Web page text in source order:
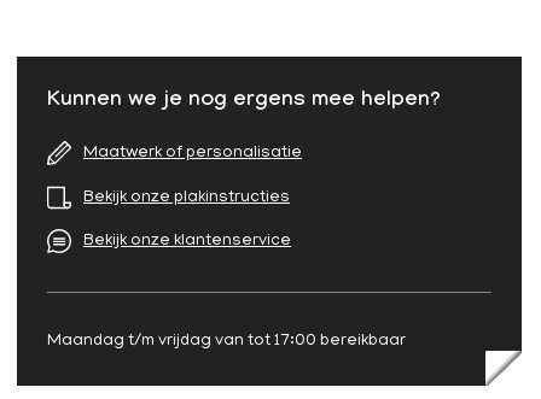
Kunnen we je nog ergens mee helpen?
Maatwerk of personalisatie
Bekijk onze plakinstructies
Bekijk onze klantenservice
Maandag t/m vrijdag van tot 17:00 bereikbaar